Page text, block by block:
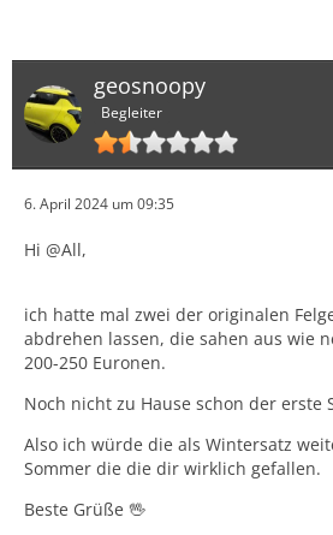
geosnoopy
Begleiter
6. April 2024 um 09:35
Hi @All,
ich hatte mal zwei der originalen
abdrehen lassen, die sahen aus wie
200-250 Euronen.
Noch nicht zu Hause schon der erste
Also ich würde die als Wintersatz
Sommer die die dir wirklich gefallen.
Beste Grüße 🖖